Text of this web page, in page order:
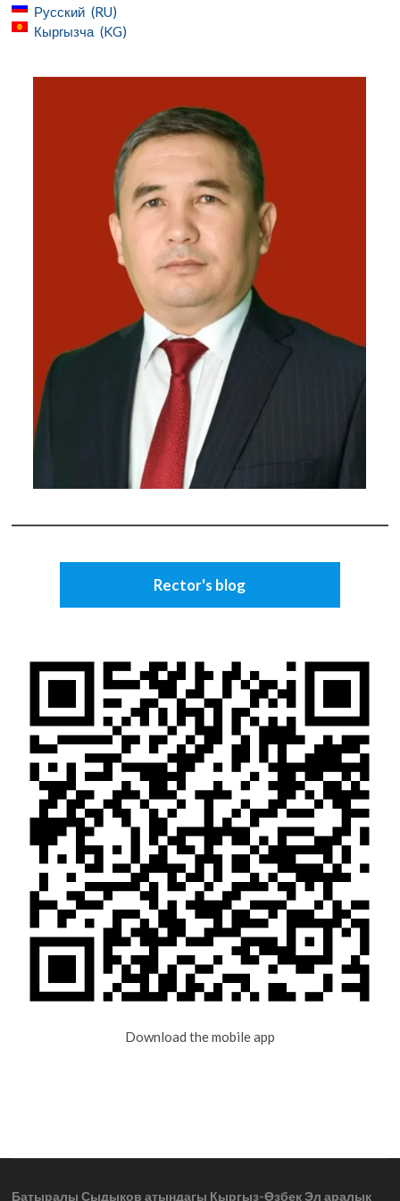
Русский
RU
Кыргызча
KG
Rector's blog
Download the mobile app
Батыралы Сыдыков атындагы Кыргыз-Өзбек Эл аралык